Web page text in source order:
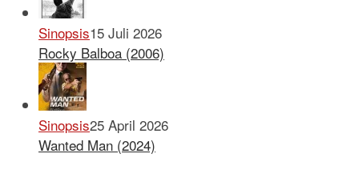
Sinopsis15 Juli 2026
Rocky Balboa (2006)
Sinopsis25 April 2026
Wanted Man (2024)